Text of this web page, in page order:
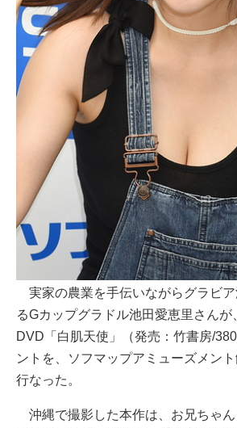
実家の農業を手伝いながらグラビ
るGカップグラドル池田愛恵里さんが
DVD「白肌天使」（発売：竹書房/
ントを、ソフマップアミューズメン
行なった。
沖縄で撮影した本作は、お兄ちゃ